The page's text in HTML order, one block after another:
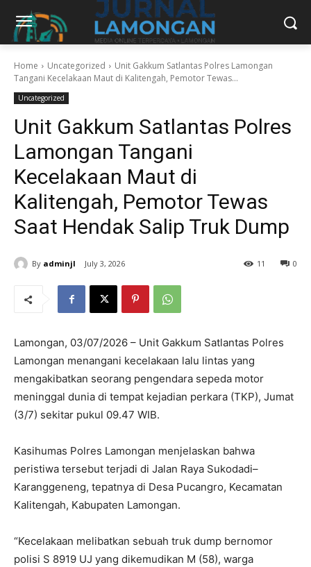
Home Uncategorized
Unit Gakkum Satlantas Polres Lamongan
Tangani Kecelakaan Maut di Kalitengah, Pemotor Tewas...
Uncategorized
Unit Gakkum Satlantas Polres
Lamongan Tangani
Kecelakaan Maut di
Kalitengah, Pemotor Tewas
Saat Hendak Salip Truk Dump
By adminjl July 3, 2026 0
11
Lamongan, 03/07/2026 – Unit Gakkum Satlantas Polres
Lamongan menangani kecelakaan lalu lintas yang
mengakibatkan seorang pengendara sepeda motor
meninggal dunia di tempat kejadian perkara (TKP), Jumat
(3/7) sekitar pukul 09.47 WIB.
Kasihumas Polres Lamongan menjelaskan bahwa
peristiwa tersebut terjadi di Jalan Raya Sukodadi–
Karanggeneng, tepatnya di Desa Pucangro, Kecamatan
Kalitengah, Kabupaten Lamongan.
“Kecelakaan melibatkan sebuah truk dump bernomor
polisi S 8919 UJ yang dikemudikan M (58), warga